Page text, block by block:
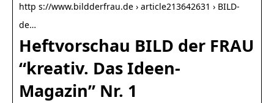
http s://www.bildderfrau.de › article213642631 › BILD-
de…
Heftvorschau BILD der FRAU
“kreativ. Das Ideen-
Magazin” Nr. 1